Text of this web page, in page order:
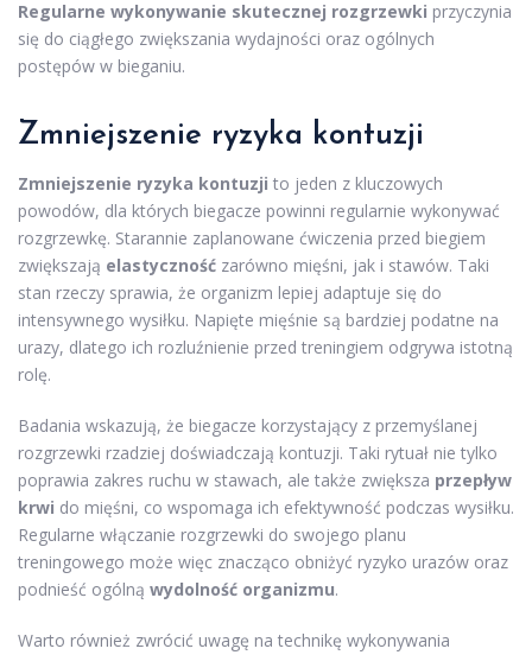
Regularne wykonywanie skutecznej rozgrzewki przyczynia
się do ciągłego zwiększania wydajności oraz ogólnych
postępów w bieganiu.
Zmniejszenie ryzyka kontuzji
Zmniejszenie ryzyka kontuzji to jeden z kluczowych
powodów, dla których biegacze powinni regularnie wykonywać
rozgrzewkę. Starannie zaplanowane ćwiczenia przed biegiem
zwiększają elastyczność zarówno mięśni, jak i stawów. Taki
stan rzeczy sprawia, że organizm lepiej adaptuje się do
intensywnego wysiłku. Napięte mięśnie są bardziej podatne na
urazy, dlatego ich rozluźnienie przed treningiem odgrywa istotną
rolę.
Badania wskazują, że biegacze korzystający z przemyślanej
rozgrzewki rzadziej doświadczają kontuzji. Taki rytuał nie tylko
poprawia zakres ruchu w stawach, ale także zwiększa przepływ
krwi do mięśni, co wspomaga ich efektywność podczas wysiłku.
Regularne włączanie rozgrzewki do swojego planu
treningowego może więc znacząco obniżyć ryzyko urazów oraz
podnieść ogólną wydolność organizmu.
Warto również zwrócić uwagę na technikę wykonywania